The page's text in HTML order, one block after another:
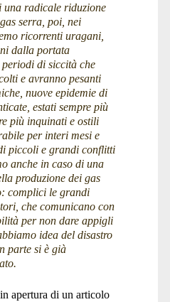
una radicale riduzione
serra, poi, nei
ricorrenti uragani,
dalla portata
di siccità che
e avranno pesanti
nuove epidemie di
estati sempre più
più inquinati e ostili
per interi mesi e
piccoli e grandi conflitti
anche in caso di una
produzione dei gas
complici le grandi
che comunicano con
per non dare appigli
idea del disastro
parte si è già
apertura di un articolo